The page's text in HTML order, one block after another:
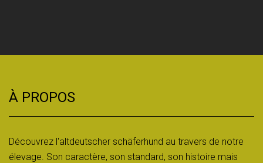
À PROPOS
Découvrez l'altdeutscher schäferhund au travers de notre
élevage. Son caractère, son standard, son histoire mais